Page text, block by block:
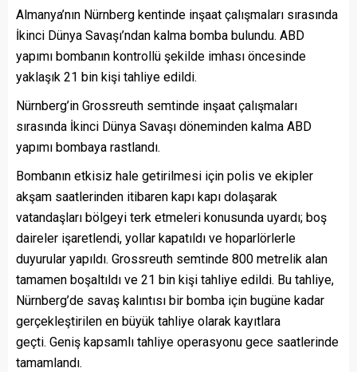
Almanya’nın Nürnberg kentinde inşaat çalışmaları sırasında
İkinci Dünya Savaşı’ndan kalma bomba bulundu. ABD
yapımı bombanın kontrollü şekilde imhası öncesinde
yaklaşık 21 bin kişi tahliye edildi.
Nürnberg’in Grossreuth semtinde inşaat çalışmaları
sırasında İkinci Dünya Savaşı döneminden kalma ABD
yapımı bombaya rastlandı.
Bombanın etkisiz hale getirilmesi için polis ve ekipler
akşam saatlerinden itibaren kapı kapı dolaşarak
vatandaşları bölgeyi terk etmeleri konusunda uyardı; boş
daireler işaretlendi, yollar kapatıldı ve hoparlörlerle
duyurular yapıldı. Grossreuth semtinde 800 metrelik alan
tamamen boşaltıldı ve 21 bin kişi tahliye edildi. Bu tahliye,
Nürnberg’de savaş kalıntısı bir bomba için bugüne kadar
gerçekleştirilen en büyük tahliye olarak kayıtlara
geçti. Geniş kapsamlı tahliye operasyonu gece saatlerinde
tamamlandı.